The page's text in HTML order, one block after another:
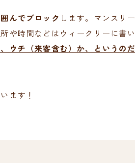
んでブロック します。マンスリー
や時間などはウィークリーに書い
ウチ（来客含む）か、というのだ
ます！